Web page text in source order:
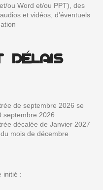
ou Word et/ou PPT), des
et vidéos, d’éventuels
DÉLAIS
de septembre 2026 se
septembre 2026
décalée de Janvier 2027
mois de décembre
initié :